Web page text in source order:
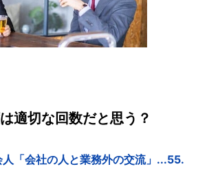
適切な回数だと思う？
「会社の人と業務外の交流」...55.